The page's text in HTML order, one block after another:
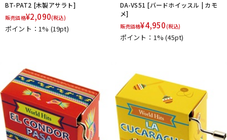
BT-PAT2 [木製アサラト]
販売価格¥2,090(税込)
ポイント：1% (19pt)
DA-VS51 [バードホイッスル | カモ
メ]
販売価格¥4,950(税込)
ポイント：1%(45pt)